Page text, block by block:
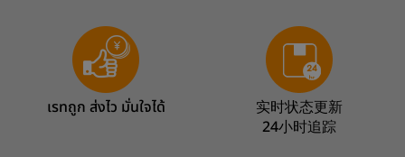
เรทถูก ส่งไว มั่นใจได้
实时状态更新
24小时追踪